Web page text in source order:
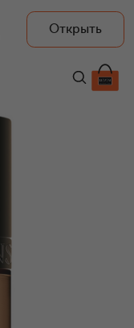
Открыть
6 200 ₽